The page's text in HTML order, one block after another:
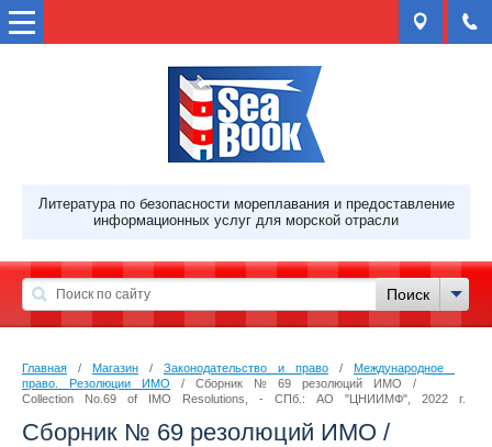
Литература по безопасности мореплавания и предоставление
информационных услуг для морской отрасли
Главная / Магазин / Законодательство и право / Международное
право. Резолюции ИМО / Сборник № 69 резолюций ИМО /
Collection No.69 of IMO Resolutions, - СПб.: АО "ЦНИИМФ", 2022 г.
Сборник № 69 резолюций ИМО /